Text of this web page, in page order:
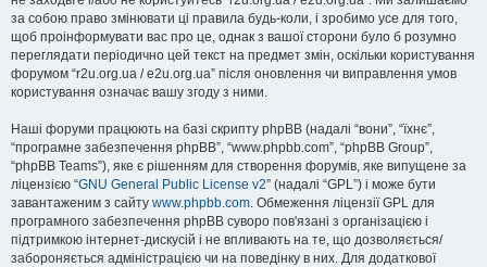
за собою право змінювати ці правила будь-коли, і зробимо усе для того,
щоб проінформувати вас про це, однак з вашої сторони було б розумно
переглядати періодично цей текст на предмет змін, оскільки користування
форумом “r2u.org.ua / e2u.org.ua” після оновлення чи виправлення умов
користування означає вашу згоду з ними.
Наші форуми працюють на базі скрипту phpBB (надалі “вони”, “їхнє”,
“програмне забезпечення phpBB”, “www.phpbb.com”, “phpBB Group”,
“phpBB Teams”), яке є рішенням для створення форумів, яке випущене за
ліцензією “GNU General Public License v2” (надалі “GPL”) і може бути
завантаженим з сайту www.phpbb.com. Обмеження ліцензії GPL для
програмного забезпечення phpBB суворо пов'язані з організацією і
підтримкою інтернет-дискусій і не впливають на те, що дозволяється/
забороняється адміністрацією чи на поведінку в них. Для додаткової